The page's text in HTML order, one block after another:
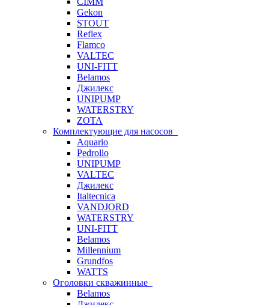
Gekon
STOUT
Reflex
Flamco
VALTEC
UNI-FITT
Belamos
Джилекс
UNIPUMP
WATERSTRY
ZOTA
Комплектующие для насосов
Aquario
Pedrollo
UNIPUMP
VALTEC
Джилекс
Italtecnica
VANDJORD
WATERSTRY
UNI-FITT
Belamos
Millennium
Grundfos
WATTS
Оголовки скважинные
Belamos